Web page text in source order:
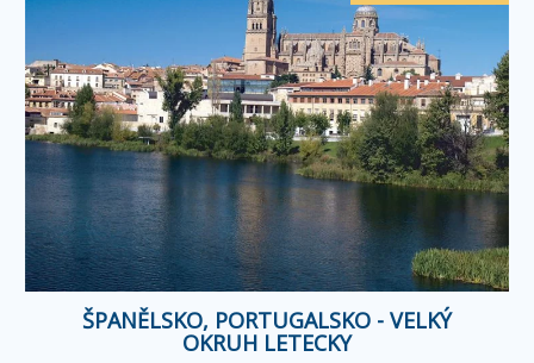
ŠPANĚLSKO, PORTUGALSKO - VELKÝ
OKRUH LETECKY